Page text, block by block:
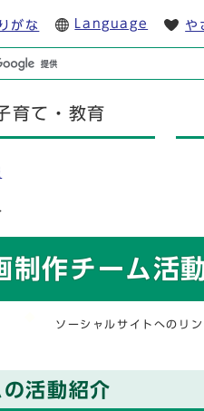
がな Language や
育て・教育
作チーム活
ソーシャルサイトへのリ
活動紹介